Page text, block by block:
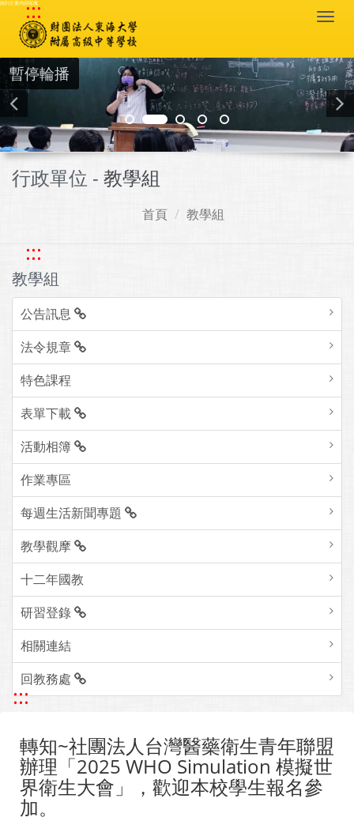
跳到主要內容區塊
:::
暫停輪播
行政單位 - 教學組
首頁 教學組
:::
教學組
公告訊息
法令規章
特色課程
表單下載
活動相簿
作業專區
每週生活新聞專題
教學觀摩
十二年國教
研習登錄
相關連結
回教務處
:::
轉知~社團法人台灣醫藥衛生青年聯盟
辦理「2025 WHO Simulation 模擬世
界衛生大會」，歡迎本校學生報名參
加。